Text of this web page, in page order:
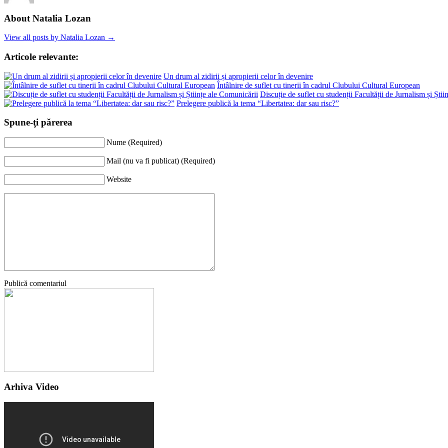
About Natalia Lozan
View all posts by Natalia Lozan →
Articole relevante:
Un drum al zidirii și apropierii celor în devenire
Întâlnire de suflet cu tinerii în cadrul Clubului Cultural European
Discuție de suflet cu studenții Facultății de Jurnalism și
Prelegere publică la tema “Libertatea: dar sau risc?”
Spune-ţi părerea
Nume (Required)
Mail (nu va fi publicat) (Required)
Website
Publică comentariul
Arhiva Video